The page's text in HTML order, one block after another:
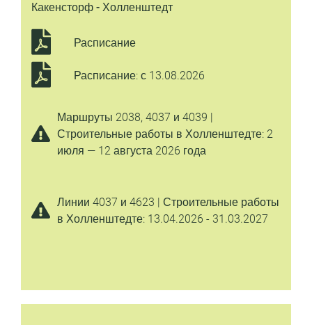
Какенсторф - Холленштедт
Расписание
Расписание: с 13.08.2026
Маршруты 2038, 4037 и 4039 |
Строительные работы в Холленштедте: 2
июля — 12 августа 2026 года
Линии 4037 и 4623 | Строительные работы
в Холленштедте: 13.04.2026 - 31.03.2027